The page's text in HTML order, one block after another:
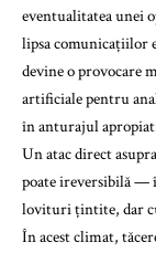
eventualitatea unei
lipsa comunicațiilor
devine o provocare
artificiale pentru
în anturajul
Un atac direct
poate ireversibilă —
lovituri țintite, dar
În acest climat,